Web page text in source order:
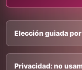
Elección guiada
Privacidad: no